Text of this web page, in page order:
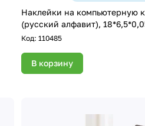
Наклейки на компьютерную
(русский алфавит),
Код: 110485
В корзину